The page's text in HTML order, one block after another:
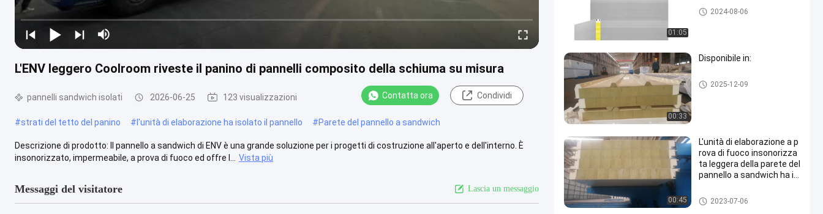
L'ENV leggero Coolroom riveste il panino di pannelli composito della schiuma su misura
pannelli sandwich isolati 2026-06-25 123 visualizzazioni Contatta ora Condividi
#strati del tetto del panino #l'unità di elaborazione ha isolato il pannello #Parete del pannello a sandwich
Descrizione di prodotto: Il pannello a sandwich di ENV è una grande soluzione per i progetti di costruzione all'aperto e dell'interno. È
insonorizzato, impermeabile, a prova di fuoco ed offre l...
Vista più
Messaggi del visitatore Lascia un messaggio
01:05
pannelli sandwich isolati
2024-08-06
00:33
Disponibile in:
pannelli sandwich isolati
2025-12-09
00:45
L'unità di elaborazione a p
rova di fuoco insonorizza
ta leggera della parete del
pannello a sandwich ha is
pannelli sandwich isolati
2023-07-06